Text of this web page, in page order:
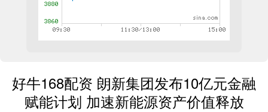
好牛168配资 朗新集团发布10亿元金融
赋能计划 加速新能源资产价值释放